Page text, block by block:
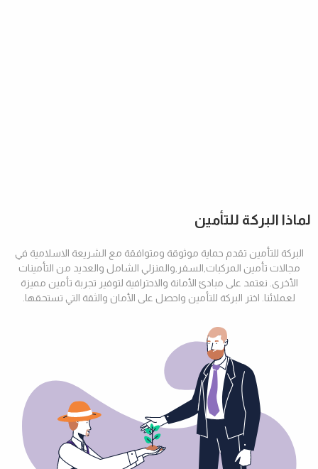
لماذا البركة للتأمين
البركة للتأمين تقدم حماية موثوقة ومتوافقة مع الشريعة الاسلامية في
مجالات تأمين المركبات,السفر,والمنزلي الشامل والعديد من التأمينات
الأخرى. نعتمد على مبادئ الأمانة والاحترافية لتوفير تجربة تأمين مميزة
لعملائنا. اختر البركة للتأمين واحصل على الأمان والثقة التي تستحقها.